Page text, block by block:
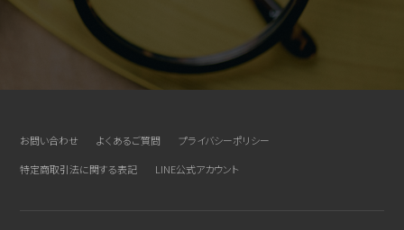
お問い合わせ よくあるご質問
プライバシーポリシー
特定商取引法に関する表記
LINE公式アカウント